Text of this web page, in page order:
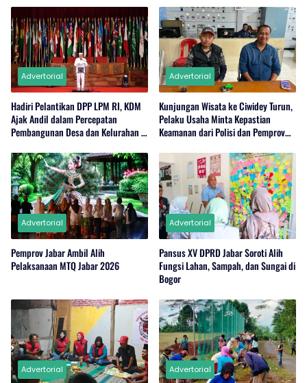
Advertorial
Hadiri Pelantikan DPP LPM RI, KDM
Ajak Andil dalam Percepatan
Pembangunan Desa dan Kelurahan di
Advertorial
Kunjungan Wisata ke Ciwidey Turun,
Pelaku Usaha Minta Kepastian
Keamanan dari Polisi dan Pemprov
Advertorial
Pemprov Jabar Ambil Alih
Pelaksanaan MTQ Jabar 2026
Advertorial
Pansus XV DPRD Jabar Soroti Alih
Fungsi Lahan, Sampah, dan Sungai di
Bogor
Advertorial Advertorial